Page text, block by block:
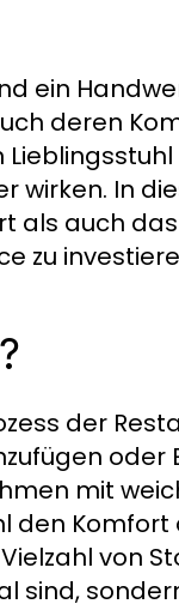
ein
deren
wirken. In
als auch
zu
der
mit
den
von
sind,